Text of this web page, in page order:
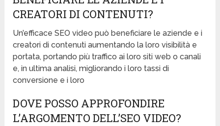
CREATORI DI CONTENUTI?
Un’efficace SEO video può beneficiare le aziende e i
creatori di contenuti aumentando la loro visibilità e
portata, portando più traffico ai loro siti web o canali
e, in ultima analisi, migliorando i loro tassi di
conversione e i loro
DOVE POSSO APPROFONDIRE
L’ARGOMENTO DELL’SEO VIDEO?